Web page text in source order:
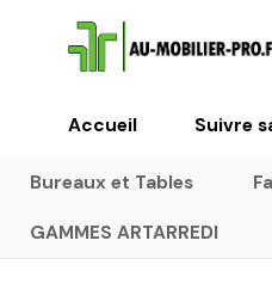
Accueil Suivre
Bureaux et Tables
GAMMES ARTARREDI